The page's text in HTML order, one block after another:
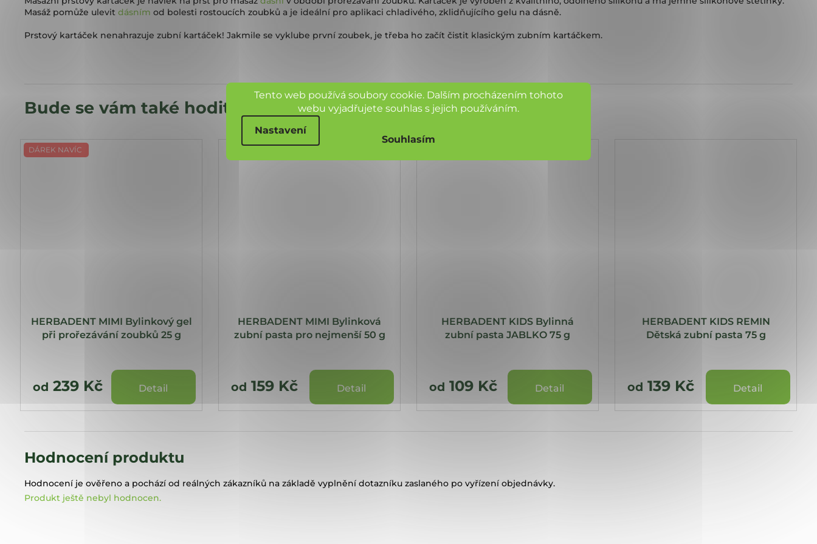
Tento web používá soubory cookie. Dalším procházením tohoto
webu vyjadřujete souhlas s jejich používáním.
Nastavení
Souhlasím
Masáž pomůže ulevit dásním od bolesti rostoucích zoubků a je ideální pro aplikaci chladivého, zklidňujícího gelu na dásně.
Prstový kartáček nenahrazuje zubní kartáček! Jakmile se vyklube první zoubek, je třeba ho začít čistit klasickým zubním kartáčkem.
DÁREK NAVÍC
HERBADENT MIMI Bylinkový gel
při prořezávání zoubků 25 g
od 239 Kč Detail
HERBADENT MIMI Bylinková
zubní pasta pro nejmenší 50 g
od 159 Kč Detail
HERBADENT KIDS Bylinná
zubní pasta JABLKO 75 g
od 109 Kč Detail
HERBADENT KIDS REMIN
Dětská zubní pasta 75 g
od 139 Kč Detail
Hodnocení produktu
Hodnocení je ověřeno a pochází od reálných zákazníků na základě vyplnění dotazníku zaslaného po vyřízení objednávky.
Produkt ještě nebyl hodnocen.